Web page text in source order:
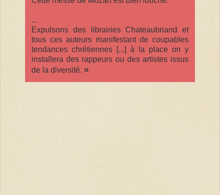
...
Expulsons des librairies Chateaubriand et
tous ces auteurs manifestant de coupables
tendances chrétiennes [...] à la place on y
installera des rappeurs ou des artistes issus
de la diversité. »